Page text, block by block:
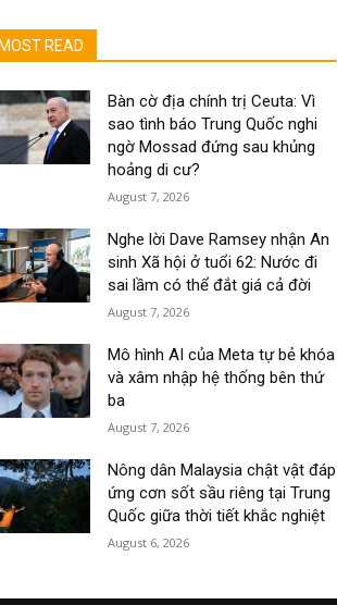
MOST READ
Bàn cờ địa chính trị Ceuta: Vì
sao tình báo Trung Quốc nghi
ngờ Mossad đứng sau khủng
hoảng di cư?
August 7, 2026
Nghe lời Dave Ramsey nhận An
sinh Xã hội ở tuổi 62: Nước đi
sai lầm có thể đắt giá cả đời
August 7, 2026
Mô hình AI của Meta tự bẻ khóa
và xâm nhập hệ thống bên thứ
ba
August 7, 2026
Nông dân Malaysia chật vật đáp
ứng cơn sốt sầu riêng tại Trung
Quốc giữa thời tiết khắc nghiệt
August 6, 2026